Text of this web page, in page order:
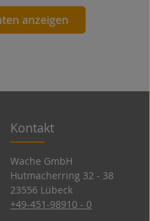
anzeigen
Kontakt
Wache GmbH
Hutmacherring 32 ­- 38
23556 Lübeck
+49-451-98910 - 0